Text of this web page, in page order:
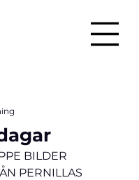
BILDER
PERNILLAS